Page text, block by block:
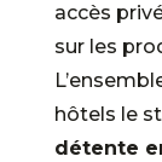
accès
sur les
hôtels le
détente